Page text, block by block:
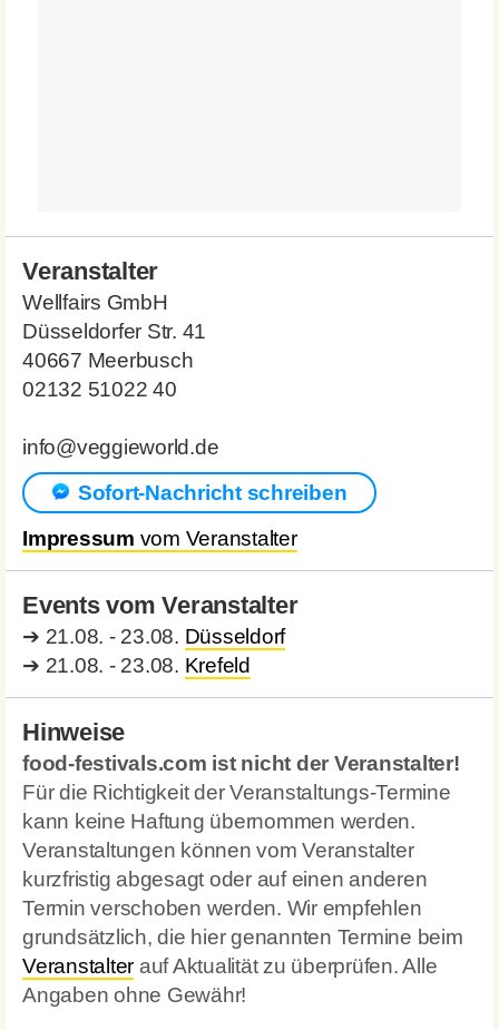
Veranstalter
Wellfairs GmbH
Düsseldorfer Str. 41
40667 Meerbusch
02132 51022 40
info@veggieworld.de
Sofort-Nachricht schreiben
Impressum vom Veranstalter
Events vom Veranstalter
➔ 21.08. - 23.08. Düsseldorf
➔ 21.08. - 23.08. Krefeld
Hinweise
food-festivals.com ist nicht der Veranstalter!
Für die Richtigkeit der Veranstaltungs-Termine
kann keine Haftung übernommen werden.
Veranstaltungen können vom Veranstalter
kurzfristig abgesagt oder auf einen anderen
Termin verschoben werden. Wir empfehlen
grundsätzlich, die hier genannten Termine beim
Veranstalter auf Aktualität zu überprüfen. Alle
Angaben ohne Gewähr!